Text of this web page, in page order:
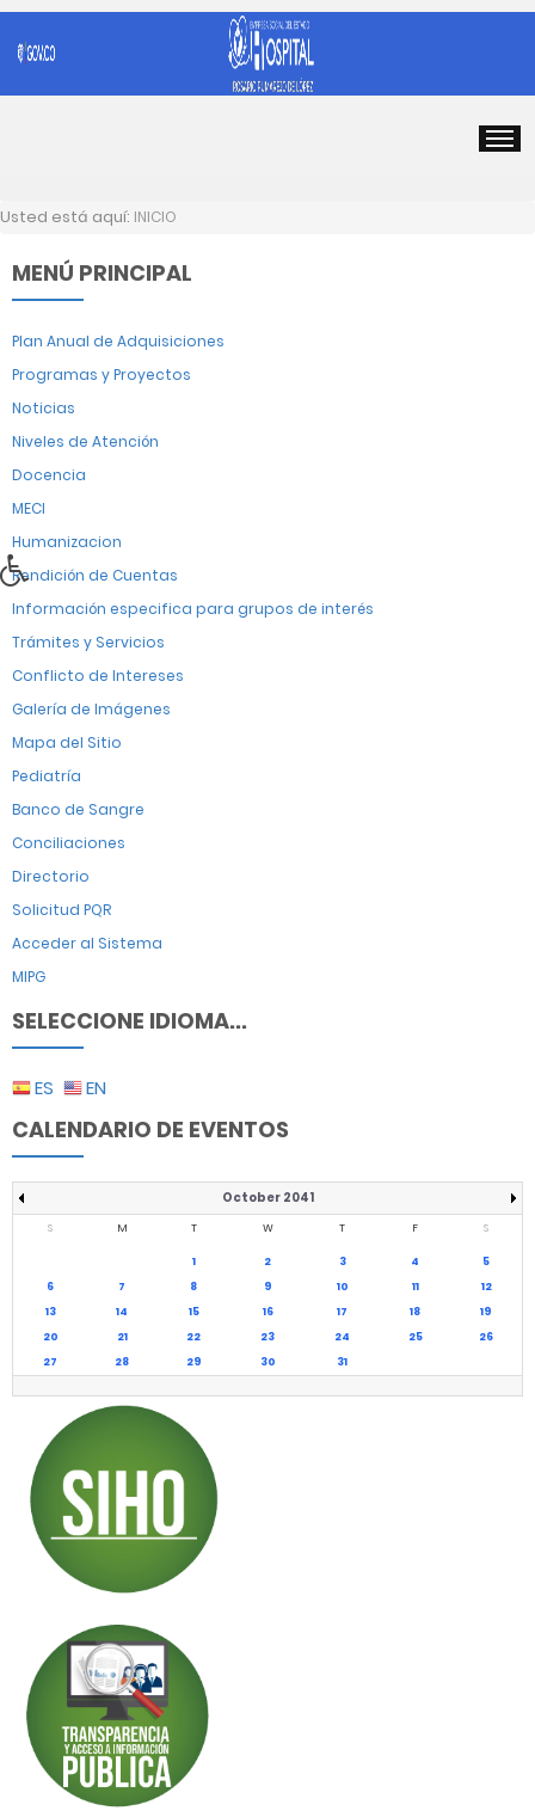
Usted está aquí: INICIO
MENÚ PRINCIPAL
Plan Anual de Adquisiciones
Programas y Proyectos
Noticias
Niveles de Atención
Docencia
MECI
Humanizacion
Rendición de Cuentas
Información especifica para grupos de interés
Trámites y Servicios
Conflicto de Intereses
Galería de Imágenes
Mapa del Sitio
Pediatría
Banco de Sangre
Conciliaciones
Directorio
Solicitud PQR
Acceder al Sistema
MIPG
SELECCIONE IDIOMA...
ES EN
CALENDARIO DE EVENTOS
October 2041
S M T W T F S
1 2 3 4
5
6
7 8 9 10 11
12
13
14 15 16 17 18
19
20
21 22 23 24 25
26
27
28 29 30 31